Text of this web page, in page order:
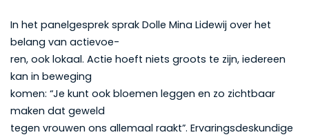
In het panelgesprek sprak Dolle Mina Lidewij over het
belang van actievoe-
ren, ook lokaal. Actie hoeft niets groots te zijn, iedereen
kan in beweging
komen: “Je kunt ook bloemen leggen en zo zichtbaar
maken dat geweld
tegen vrouwen ons allemaal raakt”. Ervaringsdeskundige